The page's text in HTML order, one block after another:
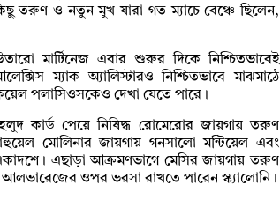
তরুণ ও নতুন মুখ যারা গত ম্যাচে বেঞ্চে ছিলেন,
মার্টিনেজ এবার শুরুর দিকে নিশ্চিতভাবেই
ম্যাক অ্যালিস্টারও নিশ্চিতভাবে মাঝমাঠে
পলাসিওসকেও দেখা যেতে পারে।
কার্ড পেয়ে নিষিদ্ধ রোমেরোর জায়গায় তরুণ
মোলিনার জায়গায় গনসালো মন্টিয়েল এবং
এছাড়া আক্রমণভাগে মেসির জায়গায় তরুণ
ওপর ভরসা রাখতে পারেন স্ক্যালোনি।